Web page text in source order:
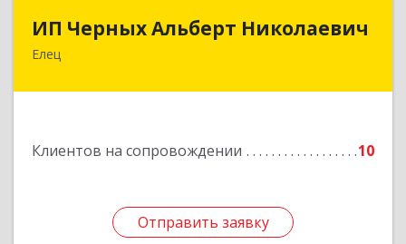
ИП Черных Альберт Николаевич
Елец
Клиентов на сопровождении 10
Отправить заявку
ИП Черных Альберт Николаевич
399771, Липецкая обл, Елец г, Н.Гусевой ул, 56А
Отправить заявку